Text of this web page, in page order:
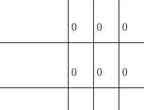
0 0 0
0 0 0